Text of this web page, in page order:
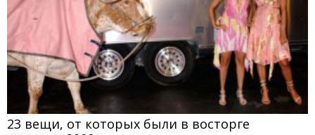
23 вещи, от которых были в восторге